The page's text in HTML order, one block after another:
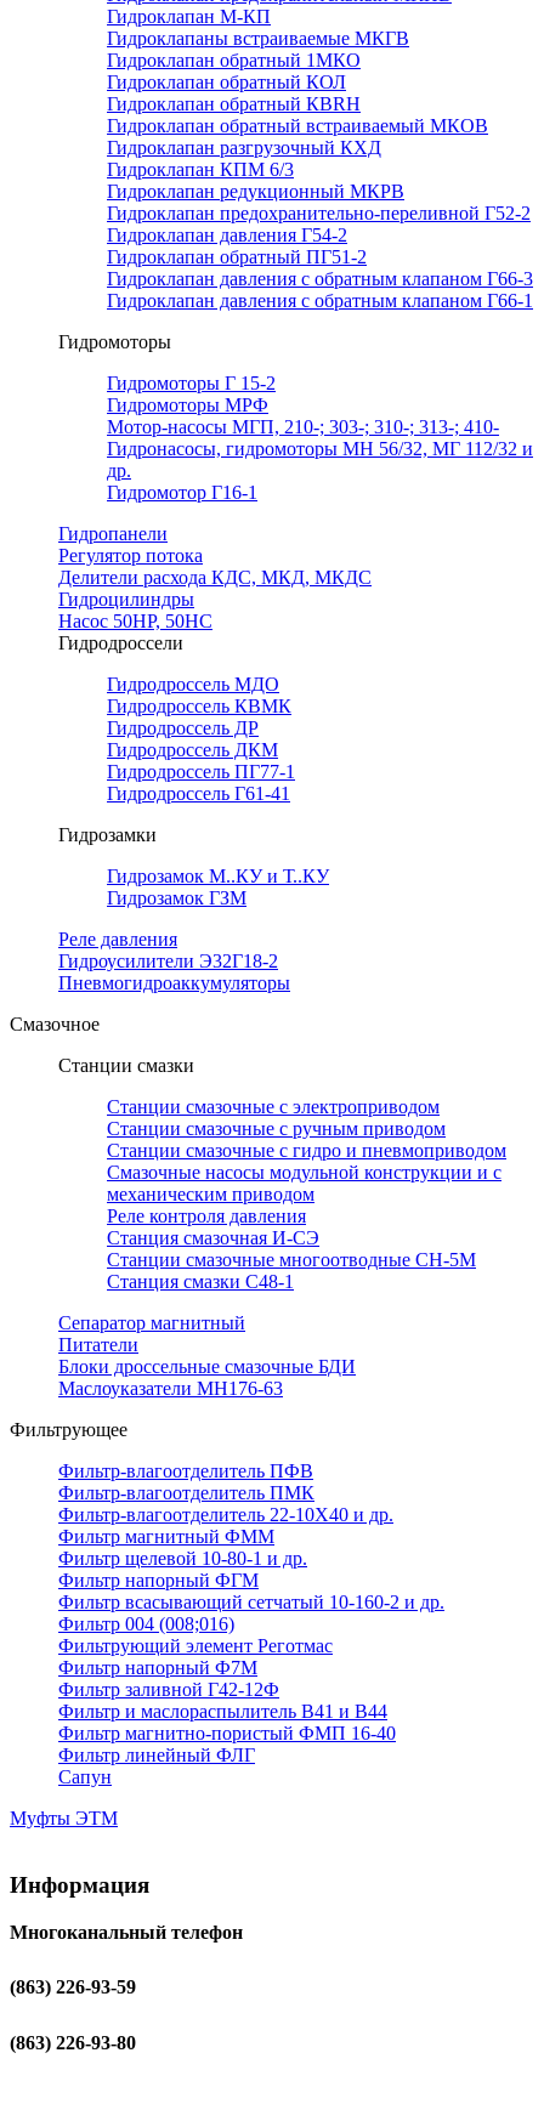
Гидроклапан М-КП
Гидроклапаны встраиваемые МКГВ
Гидроклапан обратный 1МКО
Гидроклапан обратный КОЛ
Гидроклапан обратный КВRН
Гидроклапан обратный встраиваемый МКОВ
Гидроклапан разгрузочный КХД
Гидроклапан КПМ 6/3
Гидроклапан редукционный МКРВ
Гидроклапан предохранительно-переливной Г52-2
Гидроклапан давления Г54-2
Гидроклапан обратный ПГ51-2
Гидроклапан давления с обратным клапаном Г66-3
Гидроклапан давления с обратным клапаном Г66-1
Гидромоторы
Гидромоторы Г 15-2
Гидромоторы МРФ
Мотор-насосы МГП, 210-; 303-; 310-; 313-; 410-
Гидронасосы, гидромоторы МН 56/32, МГ 112/32 и
др.
Гидромотор Г16-1
Гидропанели
Регулятор потока
Делители расхода КДС, МКД, МКДС
Гидроцилиндры
Насос 50НР, 50НС
Гидродроссели
Гидродроссель МДО
Гидродроссель КВМК
Гидродроссель ДР
Гидродроссель ДКМ
Гидродроссель ПГ77-1
Гидродроссель Г61-41
Гидрозамки
Гидрозамок М..КУ и Т..КУ
Гидрозамок ГЗМ
Реле давления
Гидроусилители Э32Г18-2
Пневмогидроаккумуляторы
Смазочное
Станции смазки
Станции смазочные с электроприводом
Станции смазочные с ручным приводом
Станции смазочные с гидро и пневмоприводом
Смазочные насосы модульной конструкции и с
механическим приводом
Реле контроля давления
Станция смазочная И-СЭ
Станции смазочные многоотводные СН-5М
Станция смазки С48-1
Сепаратор магнитный
Питатели
Блоки дроссельные смазочные БДИ
Маслоуказатели МН176-63
Фильтрующее
Фильтр-влагоотделитель ПФВ
Фильтр-влагоотделитель ПМК
Фильтр-влагоотделитель 22-10Х40 и др.
Фильтр магнитный ФММ
Фильтр щелевой 10-80-1 и др.
Фильтр напорный ФГМ
Фильтр всасывающий сетчатый 10-160-2 и др.
Фильтр 004 (008;016)
Фильтрующий элемент Реготмас
Фильтр напорный Ф7М
Фильтр заливной Г42-12Ф
Фильтр и маслораспылитель В41 и В44
Фильтр магнитно-пористый ФМП 16-40
Фильтр линейный ФЛГ
Сапун
Муфты ЭТМ
Информация
Многоканальный телефон
(863) 226-93-59
(863) 226-93-80